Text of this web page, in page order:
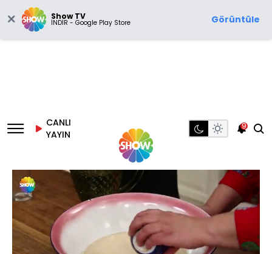
Show TV
İNDİR - Google Play Store Görüntüle
CANLI
YAYIN
9